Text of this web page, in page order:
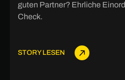
guten Partner? Ehrliche
Check.
STORY LESEN